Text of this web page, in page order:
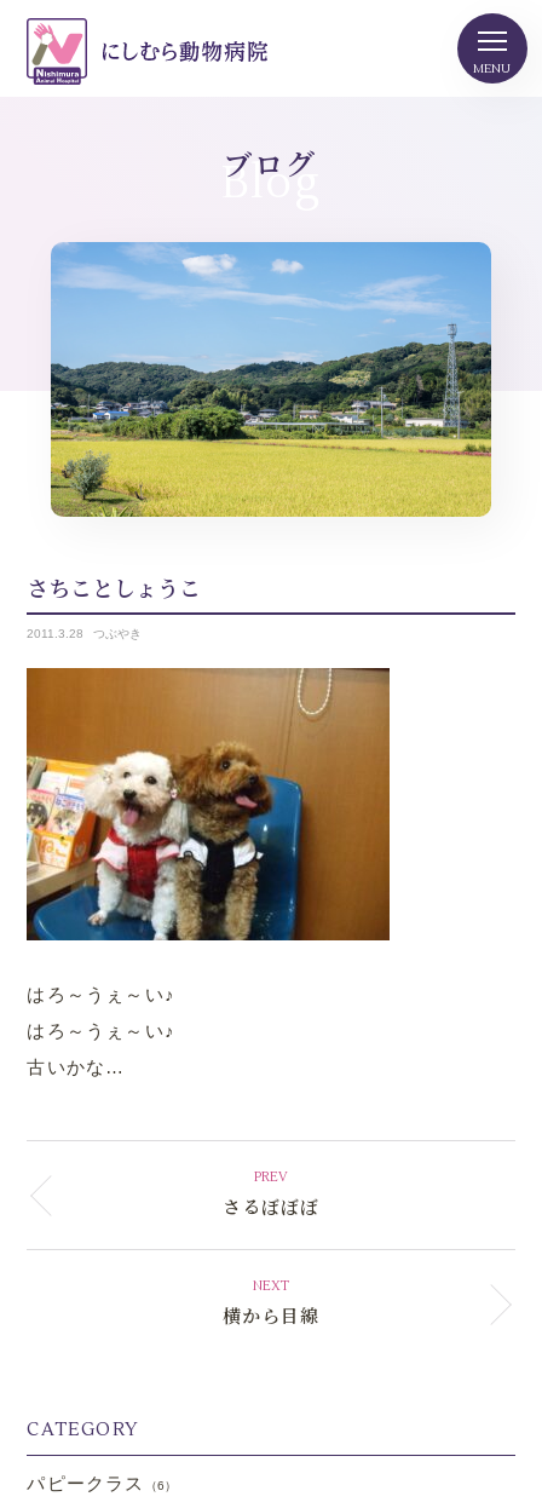
ブログ
Blog
さちことしょうこ
2011.3.28 つぶやき
はろ～うぇ～い♪
はろ～うぇ～い♪
古いかな…
PREV
さるぼぼぼ
NEXT
横から目線
CATEGORY
パピークラス （6）